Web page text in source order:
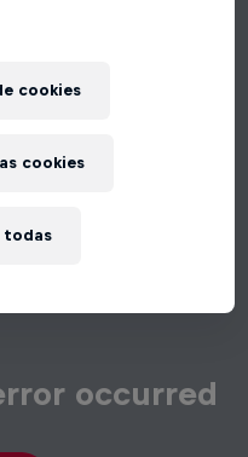
occurred
cookies
todas
cookies